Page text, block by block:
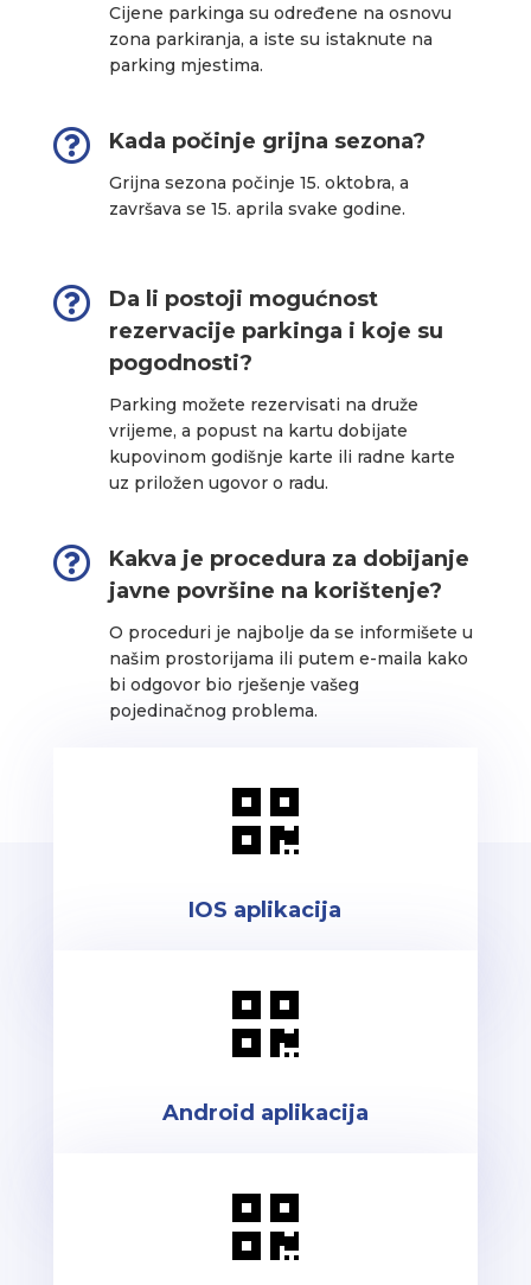
Cijene parkinga su određene na osnovu
zona parkiranja, a iste su istaknute na
parking mjestima.
 Kada počinje grijna sezona?
Grijna sezona počinje 15. oktobra, a
završava se 15. aprila svake godine.

Da li postoji mogućnost
rezervacije parkinga i koje su
pogodnosti?
Parking možete rezervisati na druže
vrijeme, a popust na kartu dobijate
kupovinom godišnje karte ili radne karte
uz priložen ugovor o radu.

Kakva je procedura za dobijanje
javne površine na korištenje?
O proceduri je najbolje da se informišete u
našim prostorijama ili putem e-maila kako
bi odgovor bio rješenje vašeg
pojedinačnog problema.

IOS aplikacija

Android aplikacija
